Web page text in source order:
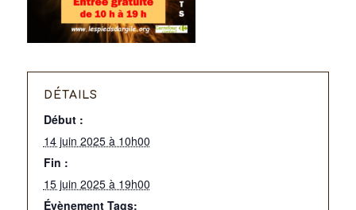
DÉTAILS
Début :
14 juin 2025 à 10h00
Fin :
15 juin 2025 à 19h00
Évènement Tags: